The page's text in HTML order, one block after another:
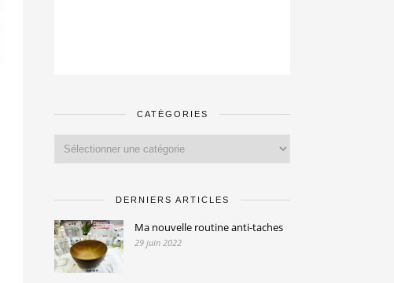
CATÉGORIES
DERNIERS ARTICLES
Ma nouvelle routine anti-taches
29 juin 2022